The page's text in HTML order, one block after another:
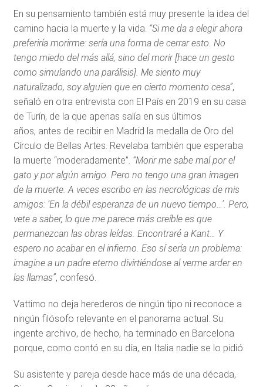
En su pensamiento también está muy presente la idea del
camino hacia la muerte y la vida. “Si me da a elegir ahora
preferiría morirme: sería una forma de cerrar esto. No
tengo miedo del más allá, sino del morir [hace un gesto
como simulando una parálisis]. Me siento muy
naturalizado, soy alguien que en cierto momento cesa”,
señaló en otra entrevista con El País en 2019 en su casa
de Turín, de la que apenas salía en sus últimos
años, antes de recibir en Madrid la medalla de Oro del
Círculo de Bellas Artes. Revelaba también que esperaba
la muerte “moderadamente”. “Morir me sabe mal por el
gato y por algún amigo. Pero no tengo una gran imagen
de la muerte. A veces escribo en las necrológicas de mis
amigos: ‘En la débil esperanza de un nuevo tiempo…’. Pero,
vete a saber, lo que me parece más creíble es que
permanezcan las obras leídas. Encontraré a Kant… Y
espero no acabar en el infierno. Eso sí sería un problema:
imagine a un padre eterno divirtiéndose al verme arder en
las llamas”, confesó.
Vattimo no deja herederos de ningún tipo ni reconoce a
ningún filósofo relevante en el panorama actual. Su
ingente archivo, de hecho, ha terminado en Barcelona
porque, como contó en su día, en Italia nadie se lo pidió.
Su asistente y pareja desde hace más de una década,